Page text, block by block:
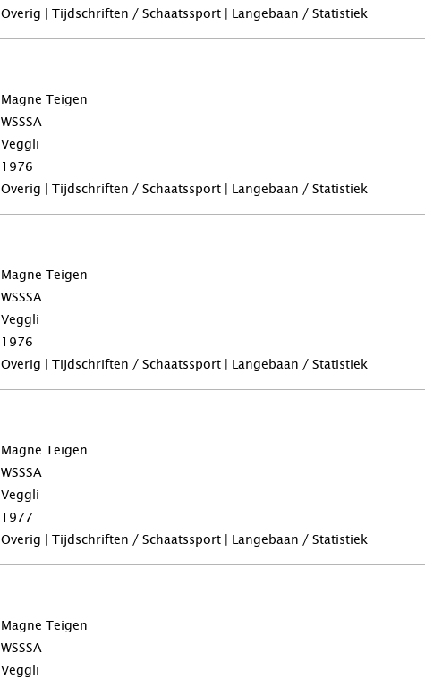
Overig | Tijdschriften / Schaatssport | Langebaan / Statistiek
Magne Teigen
WSSSA
Veggli
1976
Overig | Tijdschriften / Schaatssport | Langebaan / Statistiek
Magne Teigen
WSSSA
Veggli
1976
Overig | Tijdschriften / Schaatssport | Langebaan / Statistiek
Magne Teigen
WSSSA
Veggli
1977
Overig | Tijdschriften / Schaatssport | Langebaan / Statistiek
Magne Teigen
WSSSA
Veggli